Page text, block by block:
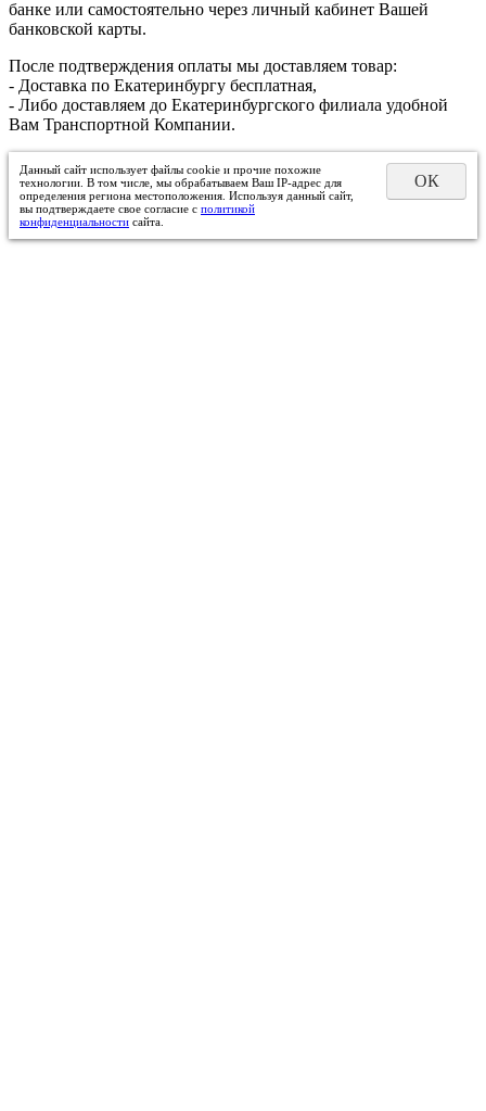
банке или самостоятельно через личный кабинет Вашей
банковской карты.
После подтверждения оплаты мы доставляем товар:
- Доставка по Екатеринбургу бесплатная,
- Либо доставляем до Екатеринбургского филиала удобной
Вам Транспортной Компании.
Данный сайт использует файлы cookie и прочие похожие
технологии. В том числе, мы обрабатываем Ваш IP-адрес для
определения региона местоположения. Используя данный сайт,
вы подтверждаете свое согласие с политикой
конфиденциальности сайта.
ОК